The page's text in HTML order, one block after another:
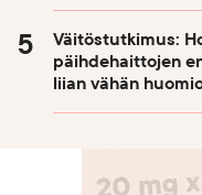
Väitöstutkimus:
päihdehaittojen
liian vähän